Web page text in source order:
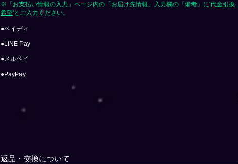
※「お支払い情報の入力」ページ内の「お届け先情報」入力欄の『備考』に​'代金引換
希望'とご入力ください。
●ペイディ
●LINE Pay
●メルペイ
●PayPay
返品・交換について